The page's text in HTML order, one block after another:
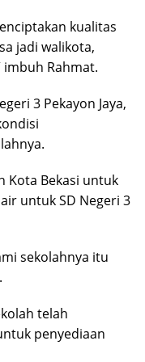
kualitas
jadi walikota,
Rahmat.
3 Pekayon Jaya,
Kota Bekasi untuk
untuk SD Negeri 3
sekolahnya itu
telah
penyediaan